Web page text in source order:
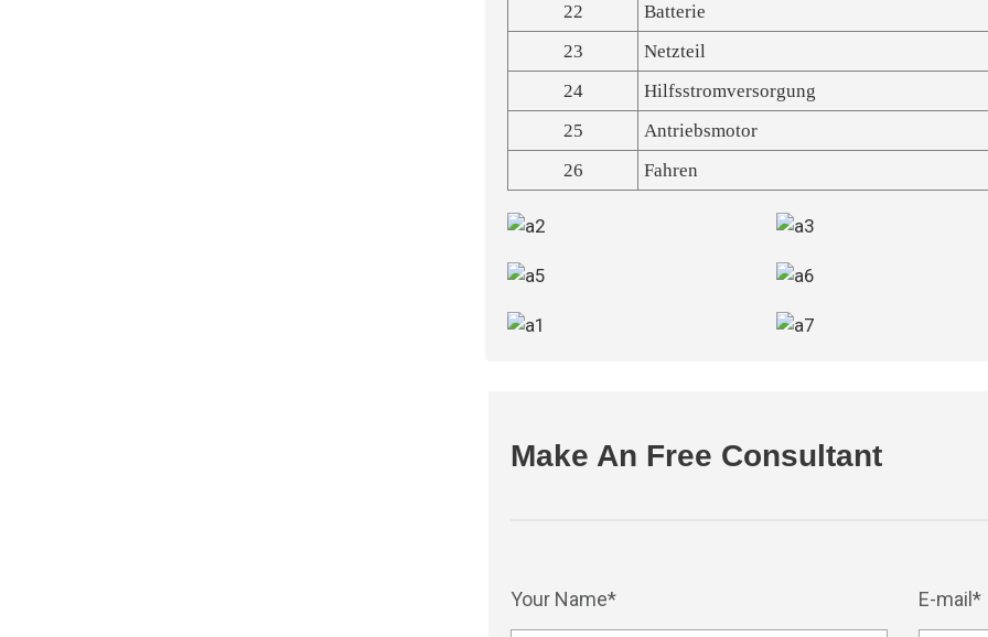
22
Batterie
23
Netzteil
24
Hilfsstromversorgung
25
Antriebsmotor
26
Fahren
Make An Free Consultant
Your Name* E-mail*